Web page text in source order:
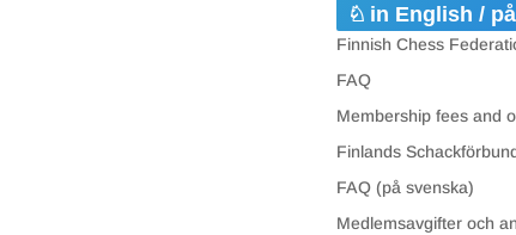
in English /
Finnish Chess
FAQ
Membership fees and
Finlands
FAQ (på svenska)
Medlemsavgifter och